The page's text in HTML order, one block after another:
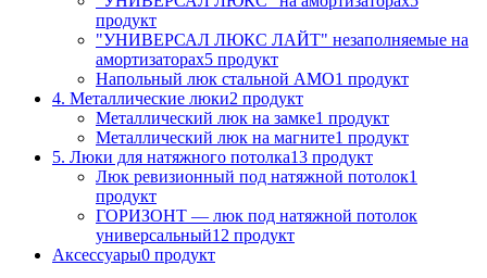
продукт
"УНИВЕРСАЛ ЛЮКС ЛАЙТ" незаполняемые на
амортизаторах5 продукт
Напольный люк стальной АМО1 продукт
4. Металлические люки2 продукт
Металлический люк на замке1 продукт
Металлический люк на магните1 продукт
5. Люки для натяжного потолка13 продукт
Люк ревизионный под натяжной потолок1
продукт
ГОРИЗОНТ — люк под натяжной потолок
универсальный12 продукт
Аксессуары0 продукт